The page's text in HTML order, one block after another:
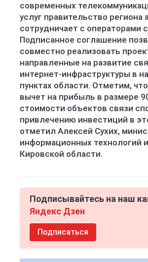
современных
услуг правительство региона
сотрудничает с операторами
Подписанное соглашение
совместно реализовать
направленные на развитие
интернет-инфраструктуры в
пунктах области. Отметим,
вычет на прибыль в размере
стоимости объектов связи
привлечению инвестиций в
отметил Алексей Сухих,
информационных технологий
Кировской области.
Подписывайтесь на наш
Яндекс Дзен
Подписаться